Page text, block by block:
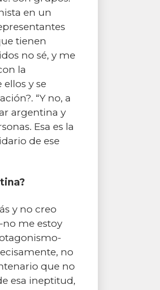
en un
tienen
no sé, y me
la
y se
“Y no, a
argentina y
Esa es la
de ese
y no creo
no me estoy
no
que no
esa ineptitud,